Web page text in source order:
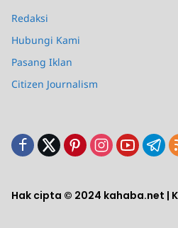
Redaksi
Hubungi Kami
Pasang Iklan
Citizen Journalism
Hak cipta © 2024 kahaba.net |